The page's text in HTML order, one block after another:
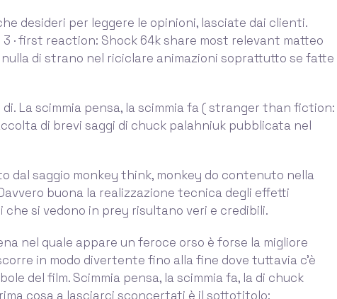
desideri per leggere le opinioni, lasciate dai clienti.
3 · first reaction: Shock 64k share most relevant matteo
nulla di strano nel riciclare animazioni soprattutto se fatte
La scimmia pensa, la scimmia fa ( stranger than fiction:
di brevi saggi di chuck palahniuk pubblicata nel
dal saggio monkey think, monkey do contenuto nella
buona la realizzazione tecnica degli effetti
che si vedono in prey risultano veri e credibili.
nel quale appare un feroce orso è forse la migliore
in modo divertente fino alla fine dove tuttavia c’è
del film. Scimmia pensa, la scimmia fa, la di chuck
cosa a lasciarci sconcertati è il sottotitolo: